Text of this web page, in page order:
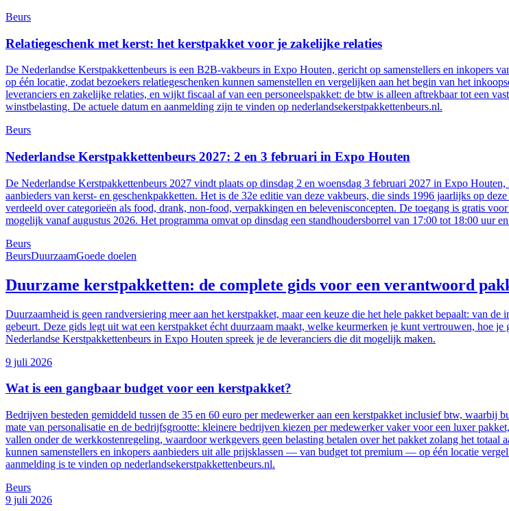
Beurs
Relatiegeschenk met kerst: het kerstpakket voor je zakelijke relaties
De Nederlandse Kerstpakkettenbeurs is een B2B-vakbeurs in Expo Houten, gericht op samenstellers en inkopers
op één locatie, zodat bezoekers relatiegeschenken kunnen samenstellen en vergelijken aan het begin van het
leveranciers en zakelijke relaties, en wijkt fiscaal af van een personeelspakket: de btw is alleen aftrekbaar tot een
winstbelasting. De actuele datum en aanmelding zijn te vinden op nederlandsekerstpakkettenbeurs.nl.
Beurs
Nederlandse Kerstpakkettenbeurs 2027: 2 en 3 februari in Expo Houten
De Nederlandse Kerstpakkettenbeurs 2027 vindt plaats op dinsdag 2 en woensdag 3 februari 2027 in Expo
aanbieders van kerst- en geschenkpakketten. Het is de 32e editie van deze vakbeurs, die sinds 1996 jaarlijks op
verdeeld over categorieën als food, drank, non-food, verpakkingen en belevenisconcepten. De toegang is gratis
mogelijk vanaf augustus 2026. Het programma omvat op dinsdag een standhoudersborrel van 17:00 tot 18:00 uur
Beurs
BeursDuurzaamGoede doelen
Duurzame kerstpakketten: de complete gids voor een verantwoord
Duurzaamheid is geen randversiering meer aan het kerstpakket, maar een keuze die het hele pakket bepaalt: van
gebeurt. Deze gids legt uit wat een kerstpakket écht duurzaam maakt, welke keurmerken je kunt vertrouwen, hoe
Nederlandse Kerstpakkettenbeurs in Expo Houten spreek je de leveranciers die dit mogelijk maken.
9 juli 2026
Wat is een gangbaar budget voor een kerstpakket?
Bedrijven besteden gemiddeld tussen de 35 en 60 euro per medewerker aan een kerstpakket inclusief btw,
mate van personalisatie en de bedrijfsgrootte: kleinere bedrijven kiezen per medewerker vaker voor een luxer
vallen onder de werkkostenregeling, waardoor werkgevers geen belasting betalen over het pakket zolang het
kunnen samenstellers en inkopers aanbieders uit alle prijsklassen — van budget tot premium — op één locatie
aanmelding is te vinden op nederlandsekerstpakkettenbeurs.nl.
Beurs
9 juli 2026